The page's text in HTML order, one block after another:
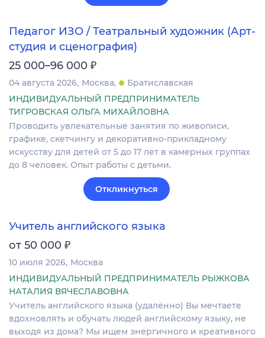
Педагог ИЗО / Театральный художник (Арт-
студия и сценография)
25 000–96 000 ₽
04 августа 2026 Москва
Братиславская
ИНДИВИДУАЛЬНЫЙ ПРЕДПРИНИМАТЕЛЬ
ТИГРОВСКАЯ ОЛЬГА МИХАЙЛОВНА
Проводить увлекательные занятия по живописи,
графике, скетчингу и декоративно-прикладному
искусству для детей от 5 до 17 лет в камерных группах
до 8 человек. Опыт работы с детьми.
Откликнуться
Учитель английского языка
от 50 000 ₽
10 июля 2026 Москва
ИНДИВИДУАЛЬНЫЙ ПРЕДПРИНИМАТЕЛЬ РЫЖКОВА
НАТАЛИЯ ВЯЧЕСЛАВОВНА
Учитель английского языка (удалённо) Вы мечтаете
вдохновлять и обучать людей английскому языку, не
выходя из дома? Мы ищем энергичного и креативного